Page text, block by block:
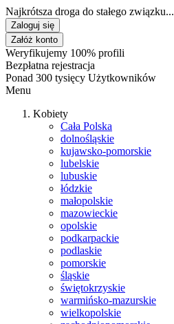
Najkrótsza droga do stałego związku...
Zaloguj się
Załóż konto
Weryfikujemy 100% profili
Bezpłatna rejestracja
Ponad 300 tysięcy Użytkowników
Menu
Kobiety
Cała Polska
dolnośląskie
kujawsko-pomorskie
lubelskie
lubuskie
łódzkie
małopolskie
mazowieckie
opolskie
podkarpackie
podlaskie
pomorskie
śląskie
świętokrzyskie
warmińsko-mazurskie
wielkopolskie